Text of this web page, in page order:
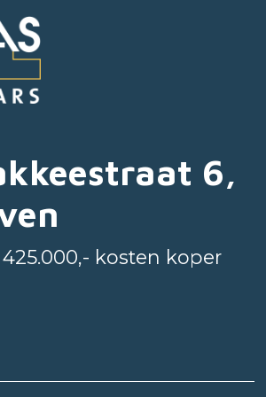
6,
kosten koper